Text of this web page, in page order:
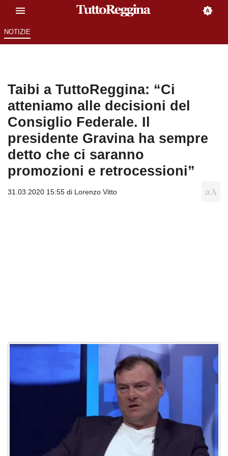
NOTIZIE
Taibi a TuttoReggina: “Ci
atteniamo alle decisioni del
Consiglio Federale. Il
presidente Gravina ha sempre
detto che ci saranno
promozioni e retrocessioni”
31.03.2020 15:55 di Lorenzo Vitto